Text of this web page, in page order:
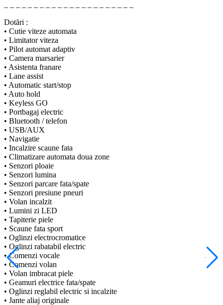
Dotări :
• Cutie viteze automata
• Limitator viteza
• Pilot automat adaptiv
• Camera marsarier
• Asistenta franare
• Lane assist
• Automatic start/stop
• Auto hold
• Keyless GO
• Portbagaj electric
• Bluetooth / telefon
• USB/AUX
• Navigatie
• Incalzire scaune fata
• Climatizare automata doua zone
• Senzori ploaie
• Senzori lumina
• Senzori parcare fata/spate
• Senzori presiune pneuri
• Volan incalzit
• Lumini zi LED
• Tapiterie piele
• Scaune fata sport
• Oglinzi electrocromatice
• Oglinzi rabatabil electric
• Comenzi vocale
• Comenzi volan
• Volan imbracat piele
• Geamuri electrice fata/spate
• Oglinzi reglabil electric si incalzite
• Jante aliaj originale